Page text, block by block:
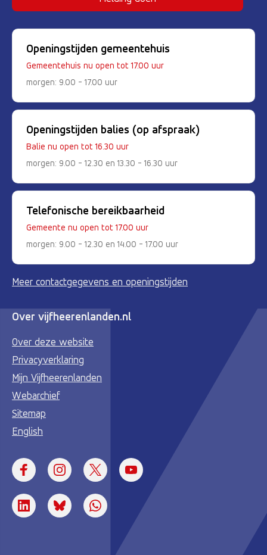
Openingstijden gemeentehuis
Gemeentehuis nu open tot 17.00 uur
morgen: 9.00 - 17.00 uur
Openingstijden balies (op afspraak)
Balie nu open tot 16.30 uur
morgen: 9.00 - 12.30 en 13.30 - 16.30 uur
Telefonische bereikbaarheid
Gemeente nu open tot 17.00 uur
morgen: 9.00 - 12.30 en 14.00 - 17.00 uur
Meer contactgegevens en openingstijden
Over vijfheerenlanden.nl
Over deze website
Privacyverklaring
Mijn Vijfheerenlanden
Webarchief
Sitemap
English